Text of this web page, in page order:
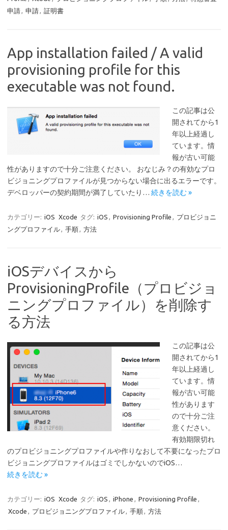
申請, 申請, 証明書
App installation failed / A valid
provisioning profile for this
executable was not found.
この記事は公
開されてから1
年以上経過し
ています。情
報が古い可能
性がありますので十分ご注意ください。 おなじみ？の有効なプロ
ビジョニングプロファイルが見つからない場合に出るエラーです。
デベロッパーの契約期間が満了していたり… 続きを読む »
カテゴリー: iOS Xcode タグ: iOS , Provisioning Profile , プロビジョニ
ングプロファイル, 手順, 方法
iOSデバイスから
ProvisioningProfile（プロビジョ
ニングプロファイル）を削除す
る方法
この記事は公
開されてから1
年以上経過し
ています。情
報が古い可能
性があります
ので十分ご注
意ください。
有効期限切れ
のプロビジョニングプロファイルや作りなおして不要になったプロ
ビジョニングプロファイルはゴミでしかないのでiOS…
続きを読む »
カテゴリー: iOS Xcode タグ: iOS , iPhone , Provisioning Profile ,
Xcode , プロビジョニングプロファイル, 手順, 方法